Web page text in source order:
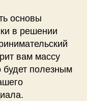
основы
в решении
вам массу
полезным